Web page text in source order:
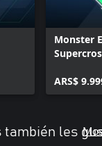
Monster
(250)
ARS$
también les